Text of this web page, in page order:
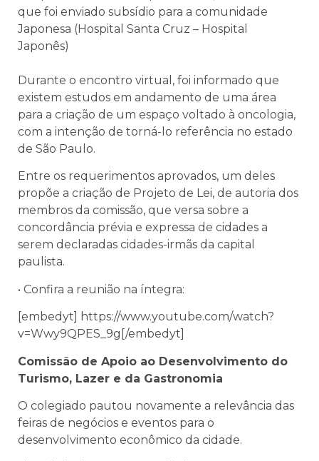
que foi enviado subsídio para a comunidade
Japonesa (Hospital Santa Cruz – Hospital
Japonês)
Durante o encontro virtual, foi informado que
existem estudos em andamento de uma área
para a criação de um espaço voltado à oncologia,
com a intenção de torná-lo referência no estado
de São Paulo.
Entre os requerimentos aprovados, um deles
propõe a criação de Projeto de Lei, de autoria dos
membros da comissão, que versa sobre a
concordância prévia e expressa de cidades a
serem declaradas cidades-irmãs da capital
paulista.
• Confira a reunião na íntegra:
[embedyt] https://www.youtube.com/watch?
v=Wwy9QPES_9g[/embedyt]
Comissão de Apoio ao Desenvolvimento do
Turismo, Lazer e da Gastronomia
O colegiado pautou novamente a relevância das
feiras de negócios e eventos para o
desenvolvimento econômico da cidade.